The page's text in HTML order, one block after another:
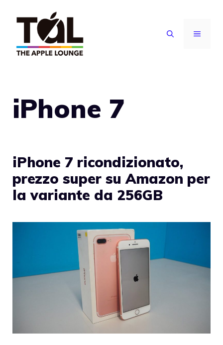
contenuto
MENU
iPhone 7
iPhone 7 ricondizionato,
prezzo super su Amazon per
la variante da 256GB